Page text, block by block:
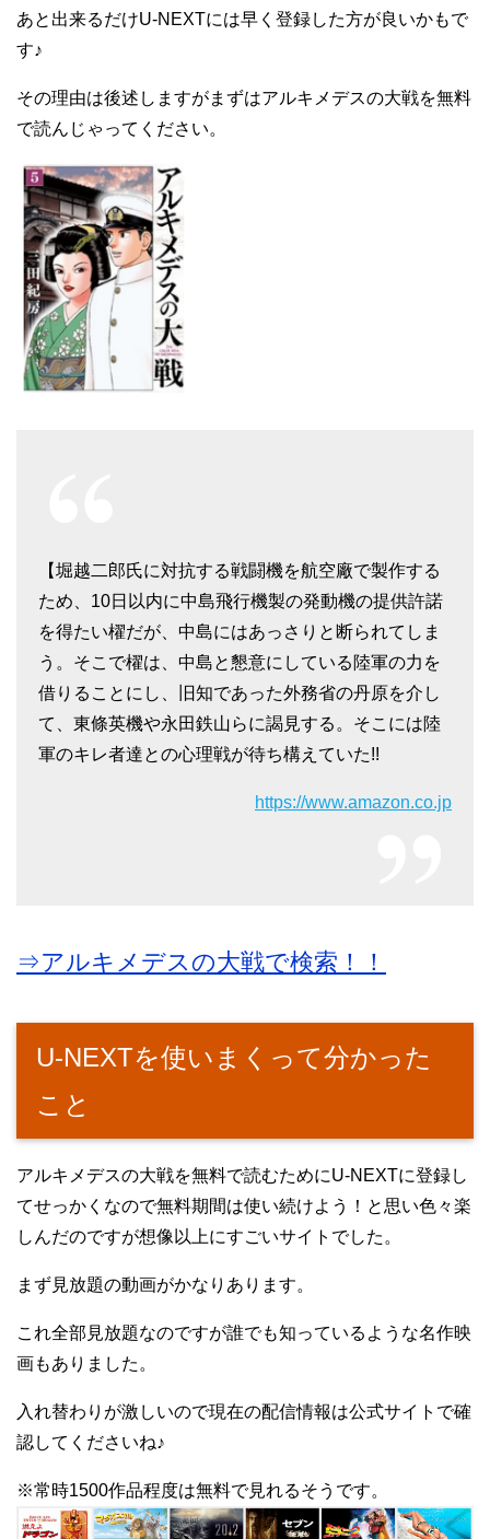
あと出来るだけU-NEXTには早く登録した方が良いかもで
す♪
その理由は後述しますがまずはアルキメデスの大戦を無料
で読んじゃってください。
【堀越二郎氏に対抗する戦闘機を航空廠で製作する
ため、10日以内に中島飛行機製の発動機の提供許諾
を得たい櫂だが、中島にはあっさりと断られてしま
う。そこで櫂は、中島と懇意にしている陸軍の力を
借りることにし、旧知であった外務省の丹原を介し
て、東條英機や永田鉄山らに謁見する。そこには陸
軍のキレ者達との心理戦が待ち構えていた!!
https://www.amazon.co.jp
⇒アルキメデスの大戦で検索！！
U-NEXTを使いまくって分かった
こと
アルキメデスの大戦を無料で読むためにU-NEXTに登録し
てせっかくなので無料期間は使い続けよう！と思い色々楽
しんだのですが想像以上にすごいサイトでした。
まず見放題の動画がかなりあります。
これ全部見放題なのですが誰でも知っているような名作映
画もありました。
入れ替わりが激しいので現在の配信情報は公式サイトで確
認してくださいね♪
※常時1500作品程度は無料で見れるそうです。